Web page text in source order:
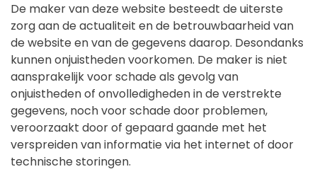
De maker van deze website besteedt de uiterste
zorg aan de actualiteit en de betrouwbaarheid van
de website en van de gegevens daarop. Desondanks
kunnen onjuistheden voorkomen. De maker is niet
aansprakelijk voor schade als gevolg van
onjuistheden of onvolledigheden in de verstrekte
gegevens, noch voor schade door problemen,
veroorzaakt door of gepaard gaande met het
verspreiden van informatie via het internet of door
technische storingen.